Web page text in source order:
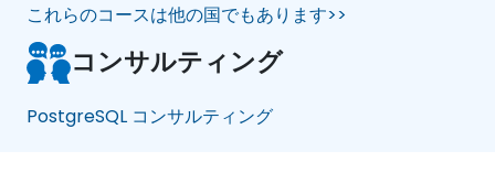
これらのコースは他の国でもあります>>
コンサルティング
PostgreSQL コンサルティング